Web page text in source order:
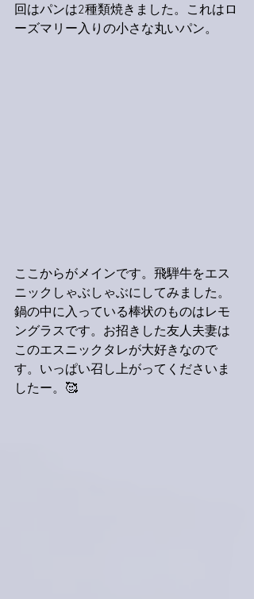
回はパンは2種類焼きました。これはロ
ーズマリー入りの小さな丸いパン。
ここからがメインです。飛騨牛をエス
ニックしゃぶしゃぶにしてみました。
鍋の中に入っている棒状のものはレモ
ングラスです。お招きした友人夫妻は
このエスニックタレが大好きなので
す。いっぱい召し上がってくださいま
したー。🥰